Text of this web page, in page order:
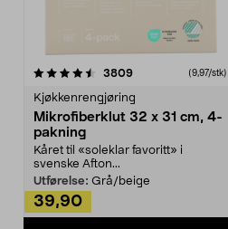
3809anmeldelser(9,97/stk)
Kjøkkenrengjøring
Mikrofiberklut 32 x 31 cm, 4-
pakning
Kåret til «soleklar favoritt» i
svenske Afton...
Utførelse: Grå/beige
39,90
4.5av 5 stjerner